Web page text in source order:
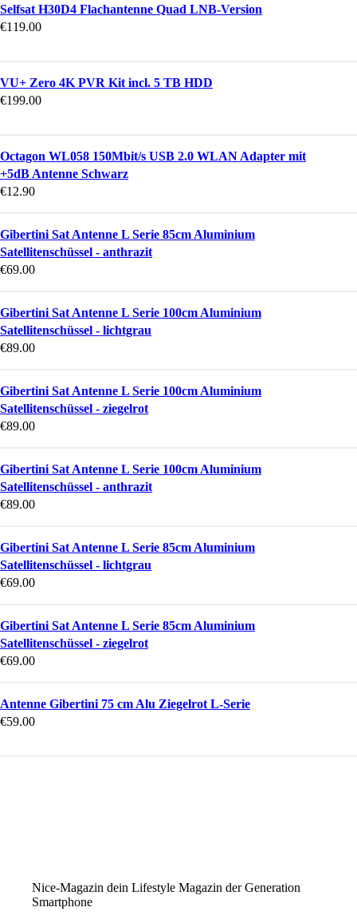
Selfsat H30D4 Flachantenne Quad LNB-Version
€119.00
VU+ Zero 4K PVR Kit incl. 5 TB HDD
€199.00
Octagon WL058 150Mbit/s USB 2.0 WLAN Adapter mit
+5dB Antenne Schwarz
€12.90
Gibertini Sat Antenne L Serie 85cm Aluminium
Satellitenschüssel - anthrazit
€69.00
Gibertini Sat Antenne L Serie 100cm Aluminium
Satellitenschüssel - lichtgrau
€89.00
Gibertini Sat Antenne L Serie 100cm Aluminium
Satellitenschüssel - ziegelrot
€89.00
Gibertini Sat Antenne L Serie 100cm Aluminium
Satellitenschüssel - anthrazit
€89.00
Gibertini Sat Antenne L Serie 85cm Aluminium
Satellitenschüssel - lichtgrau
€69.00
Gibertini Sat Antenne L Serie 85cm Aluminium
Satellitenschüssel - ziegelrot
€69.00
Antenne Gibertini 75 cm Alu Ziegelrot L-Serie
€59.00
Nice-Magazin dein Lifestyle Magazin der Generation
Smartphone